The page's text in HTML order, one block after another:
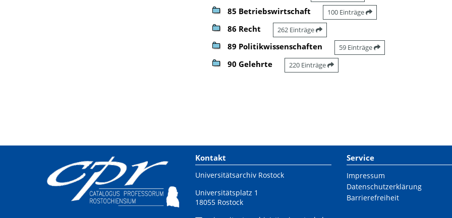
85 Betriebswirtschaft 100 Einträge
86 Recht 262 Einträge
89 Politikwissenschaften 59 Einträge
90 Gelehrte 220 Einträge
Kontakt
Universitätsarchiv Rostock
Universitätsplatz 1
18055 Rostock
Service
Impressum
Datenschutzerklärung
Barrierefreiheit